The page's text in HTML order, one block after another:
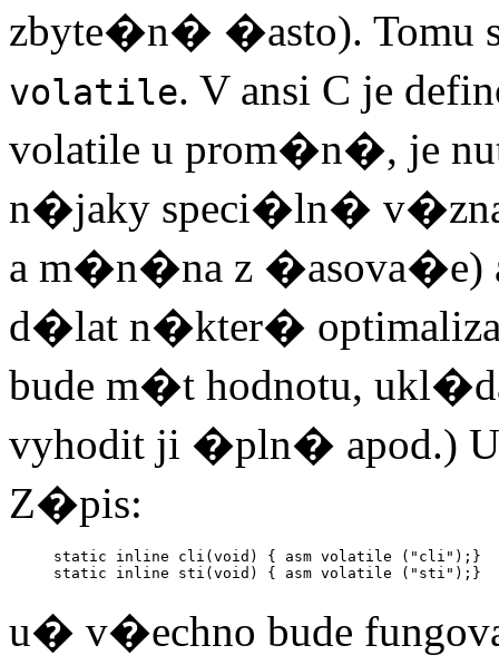
zbyte�n� �asto). Tomu
volatile. V ansi C je
volatile u prom�n�, je
n�jaky speci�ln�
a m�n�na z
d�lat n�kter�
bude m�t hodnotu,
vyhodit ji �pln� apod.)
Z�pis:
static inline cli(void) { asm volatile ("cli");}
u� v�echno bude